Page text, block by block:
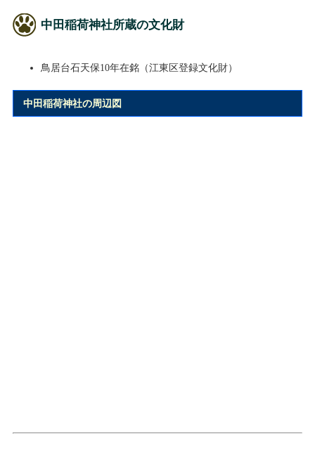
中田稲荷神社所蔵の文化財
鳥居台石天保10年在銘（江東区登録文化財）
中田稲荷神社の周辺図